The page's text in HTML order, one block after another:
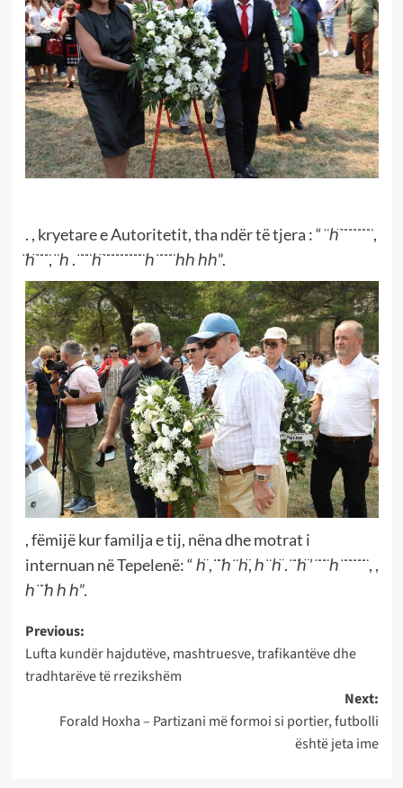
. , kryetare e Autoritetit, tha ndër të tjera : “ ̈ ℎ̈ ̈ ̈ ̈ ̈ ̈ ̈ ̈ ,
̈ℎ̈ ̈ ̈ ̈, ̈ ℎ . ̈ ̈ ̈ ℎ̈ ̈ ̈ ̈ ̈ ̈ ̈ ̈ ̈ ̈ ℎ ̈ ̈ ̈ ̈ ℎℎ ℎℎ”.
, fëmijë kur familja e tij, nëna dhe motrat i
internuan në Tepelenë: “ ℎ̈ , ̈̈ ̈ℎ ̈ ℎ̈, ℎ ̈ ℎ̈ . ̈ ̈ℎ̈ ’ ̈ ̈ ̈ ℎ ̈ ̈ ̈ ̈ ̈ ̈ , ,
ℎ ̈ ̈ℎ ℎ ℎ”.
Post
navigation
Previous:
Lufta kundër hajdutëve, mashtruesve, trafikantëve dhe
tradhtarëve të rrezikshëm
Next:
Forald Hoxha – Partizani më formoi si portier, futbolli
është jeta ime